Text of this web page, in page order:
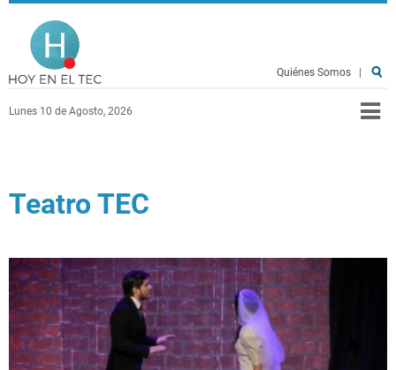
Pasar al contenido principal
Lunes 10 de Agosto, 2026
Quiénes Somos
Teatro TEC